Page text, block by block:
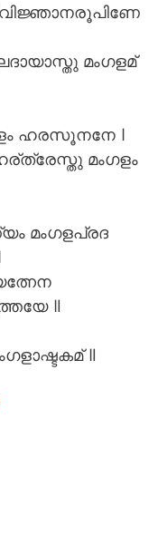
മംഗളമ്
ഹരസൂനനേ ।
മംഗളം
മംഗളപ്രദ
॥
॥